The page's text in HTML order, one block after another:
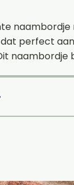
naambordje
perfect
naambordje